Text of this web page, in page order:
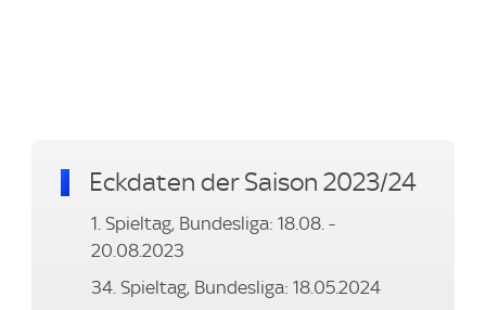
Eckdaten der Saison 2023/24
1. Spieltag, Bundesliga: 18.08. -
20.08.2023
34. Spieltag, Bundesliga: 18.05.2024